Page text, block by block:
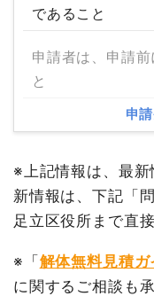
であること
申請者は、申請
と
申
※上記情報は、最
新情報は、下記「
足立区役所まで直
※「解体無料見積ガ
に関するご相談も